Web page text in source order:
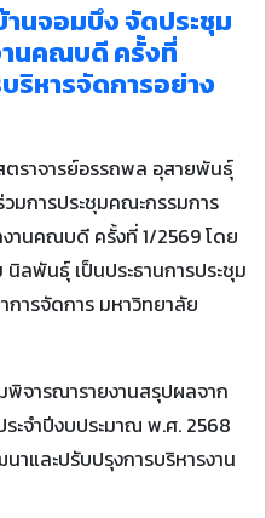
นจอมบึง จัดประชุม
านคณบดี ครั้งที่
ริหารจัดการอย่าง
ราจารย์อรรถพล อุสายพันธุ์
การประชุมคณะกรรมการ
านคณบดี ครั้งที่ 1/2569 โดย
ลพันธุ์ เป็นประธานการประชุม
ารจัดการ มหาวิทยาลัย
พิจารณารายงานสรุปผลจาก
ะจำปีงบประมาณ พ.ศ. 2568
าและปรับปรุงการบริหารงาน